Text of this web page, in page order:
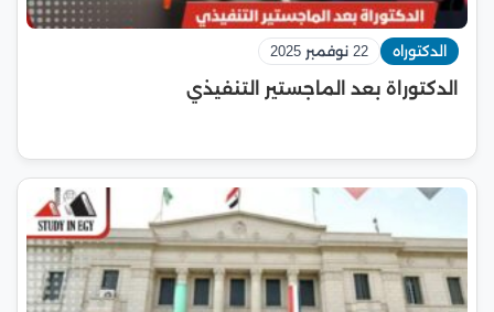
الدكتوراه 22 نوفمبر 2025
الدكتوراة بعد الماجستير التنفيذي